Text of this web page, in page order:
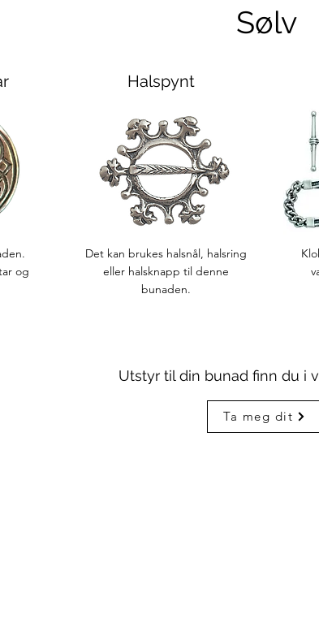
Sølv
Halspynt
og
Det kan brukes halsnål, halsring
eller halsknapp til denne
bunaden.
Utstyr til din bunad finn du i
Ta meg dit